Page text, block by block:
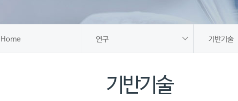
Home 연구 기반기술
기반기술